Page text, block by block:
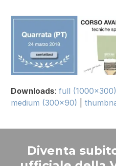
Downloads:full (1000x300)
medium (300x90)
|
Diventa